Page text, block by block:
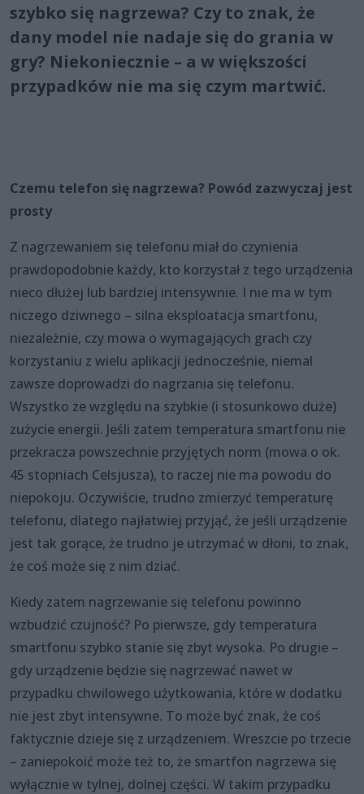
szybko się nagrzewa? Czy to znak, że
dany model nie nadaje się do grania w
gry? Niekoniecznie – a w większości
przypadków nie ma się czym martwić.
Czemu telefon się nagrzewa? Powód zazwyczaj jest
prosty
Z nagrzewaniem się telefonu miał do czynienia
prawdopodobnie każdy, kto korzystał z tego urządzenia
nieco dłużej lub bardziej intensywnie. I nie ma w tym
niczego dziwnego – silna eksploatacja smartfonu,
niezależnie, czy mowa o wymagających grach czy
korzystaniu z wielu aplikacji jednocześnie, niemal
zawsze doprowadzi do nagrzania się telefonu.
Wszystko ze względu na szybkie (i stosunkowo duże)
zużycie energii. Jeśli zatem temperatura smartfonu nie
przekracza powszechnie przyjętych norm (mowa o ok.
45 stopniach Celsjusza), to raczej nie ma powodu do
niepokoju. Oczywiście, trudno zmierzyć temperaturę
telefonu, dlatego najłatwiej przyjąć, że jeśli urządzenie
jest tak gorące, że trudno je utrzymać w dłoni, to znak,
że coś może się z nim dziać.
Kiedy zatem nagrzewanie się telefonu powinno
wzbudzić czujność? Po pierwsze, gdy temperatura
smartfonu szybko stanie się zbyt wysoka. Po drugie –
gdy urządzenie będzie się nagrzewać nawet w
przypadku chwilowego użytkowania, które w dodatku
nie jest zbyt intensywne. To może być znak, że coś
faktycznie dzieje się z urządzeniem. Wreszcie po trzecie
– zaniepokoić może też to, że smartfon nagrzewa się
wyłącznie w tylnej, dolnej części. W takim przypadku